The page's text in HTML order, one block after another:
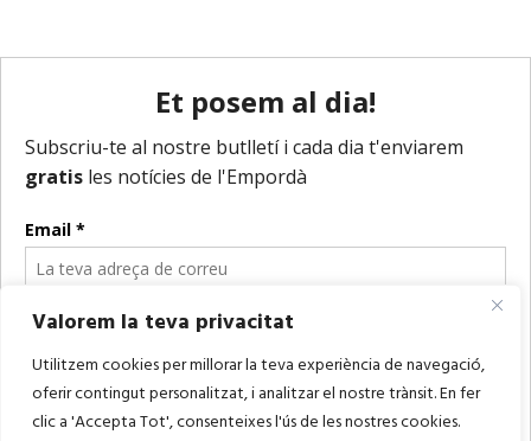
Valorem la teva privacitat
Utilitzem cookies per millorar la teva experiència de navegació,
oferir contingut personalitzat, i analitzar el nostre trànsit. En fer
clic a 'Accepta Tot', consenteixes l'ús de les nostres cookies.